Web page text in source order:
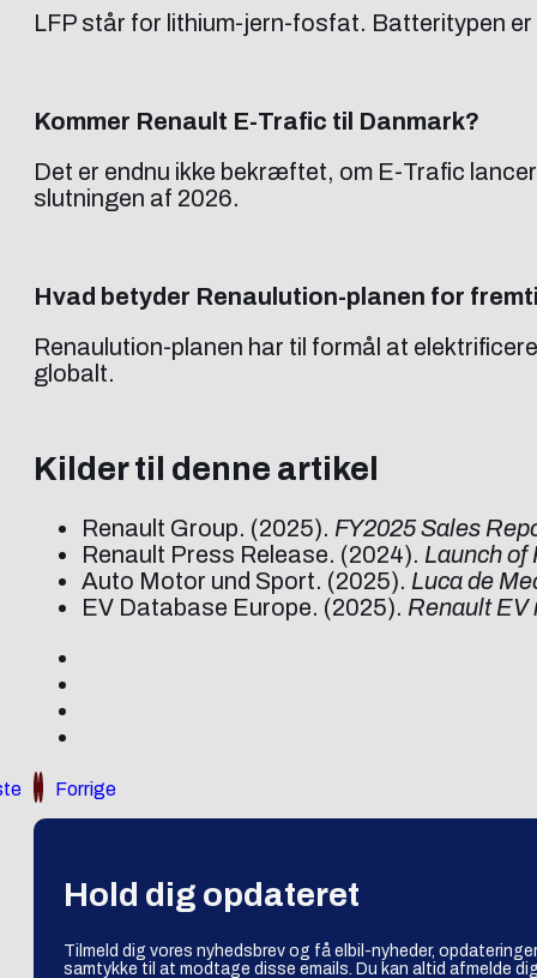
LFP står for lithium-jern-fosfat. Batteritypen er
Kommer Renault E-Trafic til Danmark?
Det er endnu ikke bekræftet, om E-Trafic
slutningen af 2026.
Hvad betyder Renaulution-planen for
Renaulution-planen har til formål at
globalt.
Kilder til denne artikel
Renault Group. (2025). FY2025 Sales
Renault Press Release. (2024). Launch of
Auto Motor und Sport. (2025). Luca de
EV Database Europe. (2025). Renault EV
Forrige
Hold dig opdateret
Tilmeld dig vores nyhedsbrev og få elbil-nyheder,
samtykke til at modtage disse emails. Du kan altid afmelde